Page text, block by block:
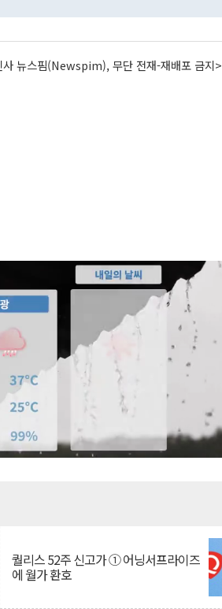
사 뉴스핌(Newspim), 무단 전재-재배포 금지>
퀄리스 52주 신고가 ① 어닝서프라이즈
에 월가 환호